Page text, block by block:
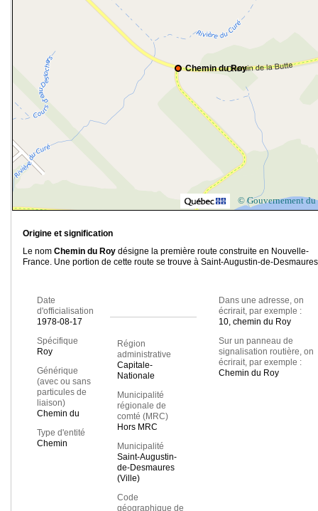
Chemin du Roy
© Gouvernement du
Origine et signification
Le nom Chemin du Roy désigne la première route construite en Nouvelle-
France. Une portion de cette route se trouve à Saint-Augustin-de-
Date
d'officialisation
1978-08-17
Spécifique
Roy
Générique
(avec ou sans
particules de
liaison)
Chemin du
Type d'entité
Chemin
Région
administrative
Capitale-
Nationale
Municipalité
régionale de
comté (MRC)
Hors MRC
Municipalité
Saint-Augustin-
de-Desmaures
(Ville)
Code
géographique de
Dans une adresse, on
écrirait, par exemple :
10, chemin du Roy
Sur un panneau de
signalisation routière, on
écrirait, par exemple :
Chemin du Roy